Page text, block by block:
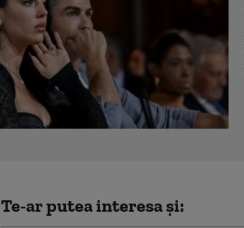
Te-ar putea interesa și: